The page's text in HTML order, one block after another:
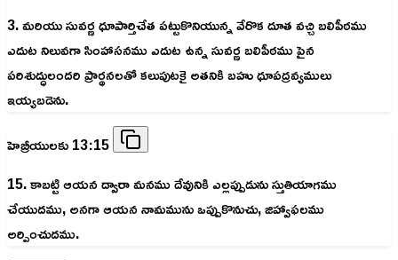
3. మరియు సువర్ణ ధూపార్తిచేత పట్టుకొనియున్న వేరొక దూత వచ్చి బలిపీఠము
ఎదుట నిలువగా సింహాసనము ఎదుట ఉన్న సువర్ణ బలిపీఠము పైన
పరిశుద్ధులందరి ప్రార్థనలతో కలుపుటకై అతనికి బహు ధూపద్రవ్యములు
ఇయ్యబడెను.
హెబ్రీయులకు 13:15
15. కాబట్టి ఆయన ద్వారా మనము దేవునికి ఎల్లప్పుడును స్తుతియాగము
చేయుదము, అనగా ఆయన నామమును ఒప్పుకొనుచు, జిహ్వాఫలము
అర్పించుదము.